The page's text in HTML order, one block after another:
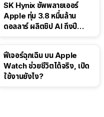
SK Hynix ซัพพลายเออร์
Apple ทุ่ม 3.8 หมื่นล้าน
ดอลลาร์ ผลิตชิป AI ถึงปี
ฟีเจอร์ฉุกเฉิน บน Apple
Watch ช่วยชีวิตได้จริง, เปิด
ใช้งานยังไง?